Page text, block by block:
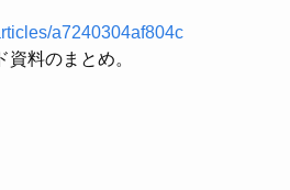
a7240304af804c
料のまとめ。